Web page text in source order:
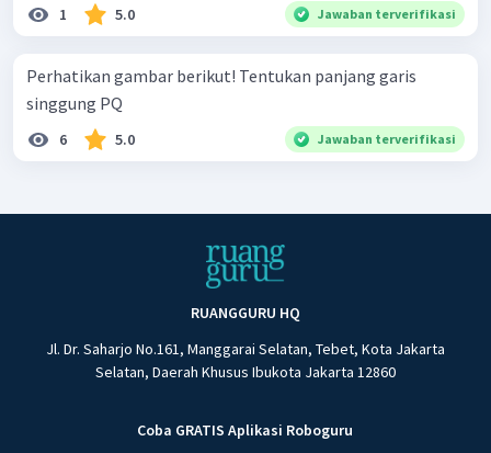
1 5.0 Jawaban terverifikasi
Perhatikan gambar berikut! Tentukan panjang garis
singgung PQ
6 5.0 Jawaban terverifikasi
RUANGGURU HQ
Jl. Dr. Saharjo No.161, Manggarai Selatan, Tebet, Kota Jakarta
Selatan, Daerah Khusus Ibukota Jakarta 12860
Coba GRATIS Aplikasi Roboguru